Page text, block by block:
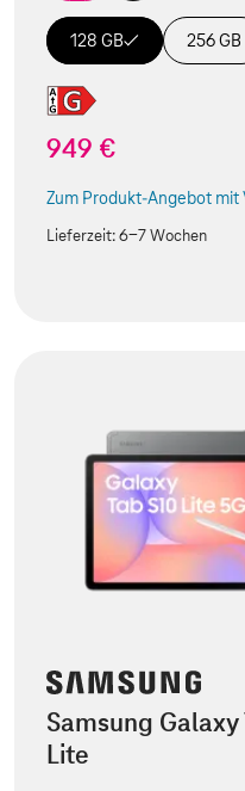
128 GB 256 GB
949 €
Zum Produkt-Angebot mit
(Der Link wird in einem
Lieferzeit:6-7 Wochen
Samsung Galaxy
Lite